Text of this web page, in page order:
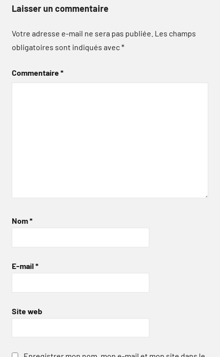
Laisser un commentaire
Votre adresse e-mail ne sera pas publiée. Les champs
obligatoires sont indiqués avec*
Commentaire*
Nom*
E-mail *
Site web